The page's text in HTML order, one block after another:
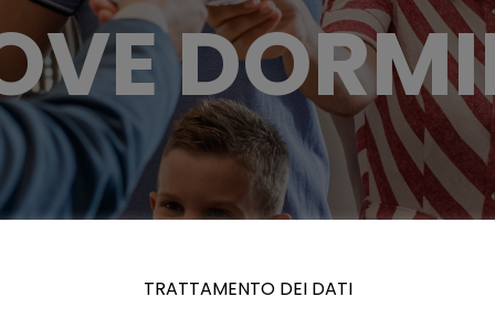
TRATTAMENTO DEI DATI